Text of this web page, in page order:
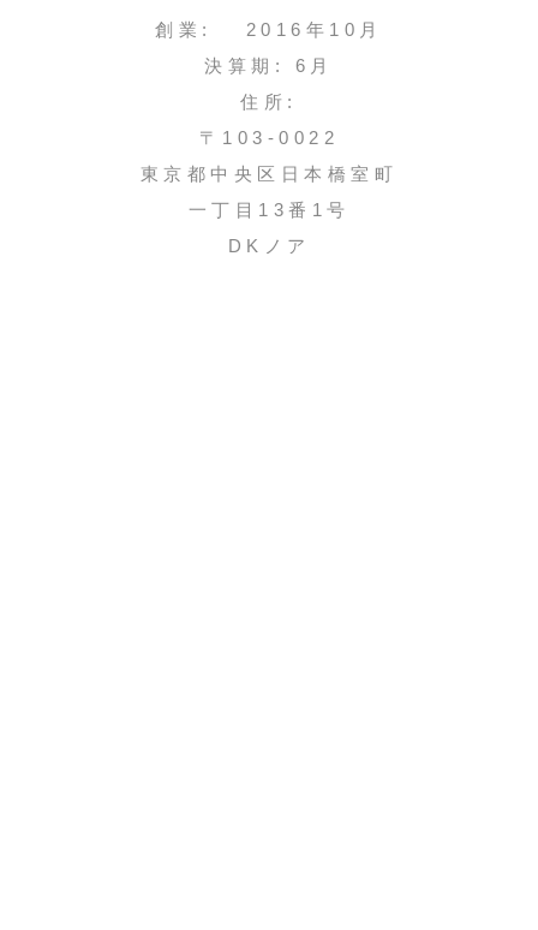
創業: 2016年10月
決算期: 6月
住所:
〒103-0022
東京都中央区日本橋室町
一丁目13番1号
DKノア